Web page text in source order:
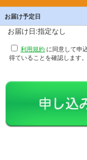
お届け予定日
お届け日:指定なし
利用規約に同意して申
得ていることを確認します。